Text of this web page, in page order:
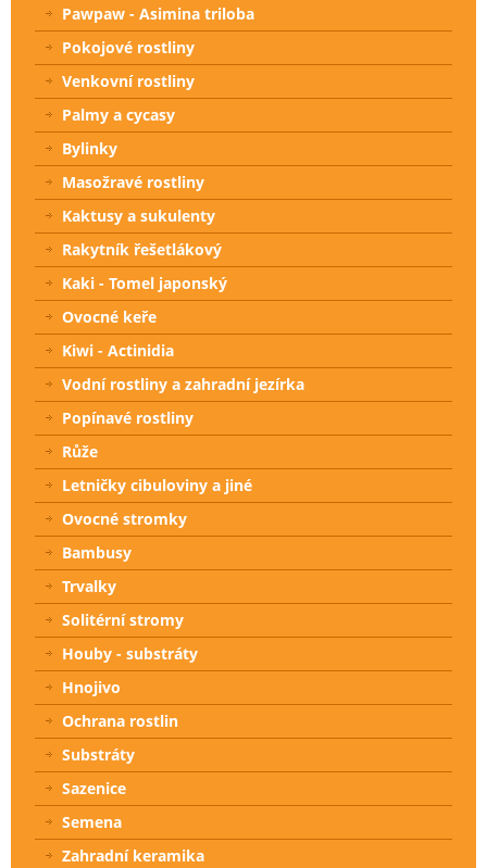
Pawpaw - Asimina triloba
Pokojové rostliny
Venkovní rostliny
Palmy a cycasy
Bylinky
Masožravé rostliny
Kaktusy a sukulenty
Rakytník řešetlákový
Kaki - Tomel japonský
Ovocné keře
Kiwi - Actinidia
Vodní rostliny a zahradní jezírka
Popínavé rostliny
Růže
Letničky cibuloviny a jiné
Ovocné stromky
Bambusy
Trvalky
Solitérní stromy
Houby - substráty
Hnojivo
Ochrana rostlin
Substráty
Sazenice
Semena
Zahradní keramika